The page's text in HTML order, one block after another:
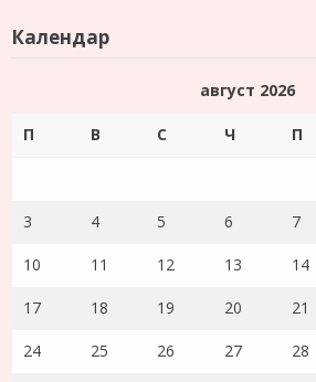
Календар
август 2026
П В С Ч П
3 4 5 6 7
10 11 12 13 14
17 18 19 20 21
24 25 26 27 28